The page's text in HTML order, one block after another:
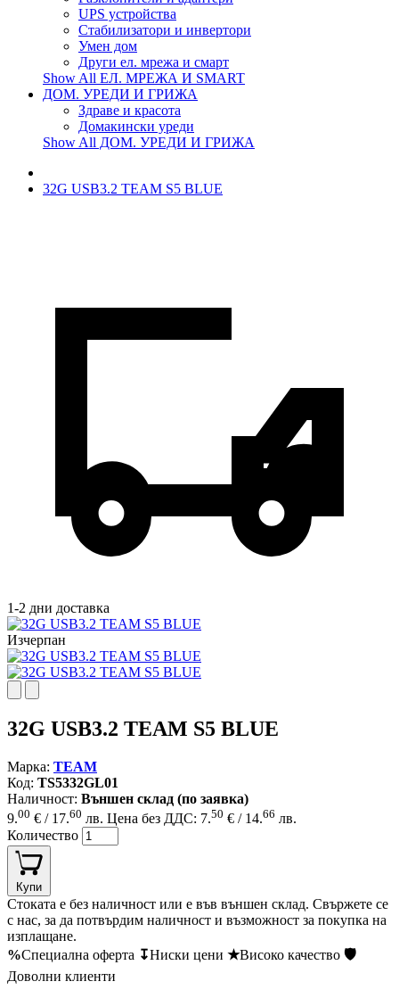
UPS устройства
Стабилизатори и инвертори
Умен дом
Други ел. мрежа и смарт
Show All ЕЛ. МРЕЖА И SMART
ДОМ. УРЕДИ И ГРИЖА
Здраве и красота
Домакински уреди
Show All ДОМ. УРЕДИ И ГРИЖА
32G USB3.2 TEAM S5 BLUE
1-2 дни доставка
Изчерпан
32G USB3.2 TEAM S5 BLUE
Марка: TEAM
Код: TS5332GL01
Наличност: Външен склад (по заявка)
9.00 € / 17.60 лв. Цена без ДДС: 7.50 € / 14.66 лв.
Количество
Купи
Стоката е без наличност или е във външен склад. Свържете се
с нас, за да потвърдим наличност и възможност за покупка на
изплащане.
%Специална оферта ↧Ниски цени ★Високо качество 🛡
Доволни клиенти